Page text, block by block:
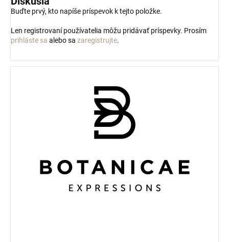
Buďte prvý, kto napíše príspevok k tejto položke.
Len registrovaní používatelia môžu pridávať príspevky. Prosím
prihláste sa alebo sa zaregistrujte.